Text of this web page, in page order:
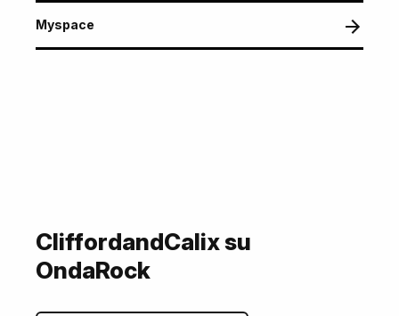
Myspace
CliffordandCalix su
OndaRock